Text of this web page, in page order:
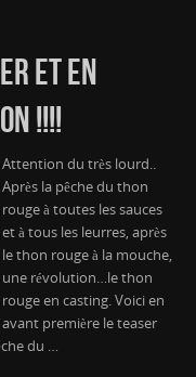
ET EN
!!!!
Attention du très lourd..
Après la pêche du thon
rouge à toutes les sauces
et à tous les leurres, après
le thon rouge à la mouche,
une révolution…le thon
rouge en casting. Voici en
avant première le teaser
du …